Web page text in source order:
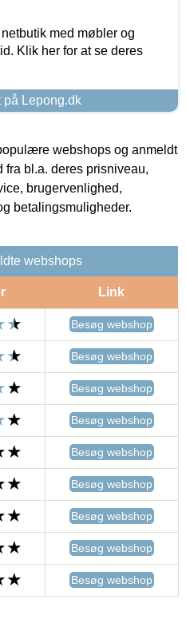
med møbler og
Klik her for at se deres
på Lepong.dk
webshops og anmeldt
fra bl.a. deres prisniveau,
brugervenlighed,
betalingsmuligheder.
webshops
Link
Besøg webshop
Besøg webshop
Besøg webshop
Besøg webshop
Besøg webshop
Besøg webshop
Besøg webshop
Besøg webshop
Besøg webshop